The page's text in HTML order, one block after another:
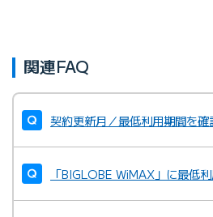
関連FAQ
契約更新月／最低利用期間を確
「BIGLOBE WiMAX」に最低